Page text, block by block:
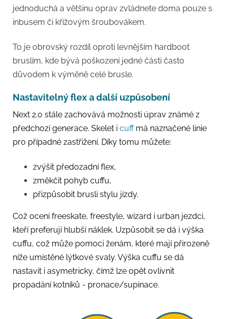
jednoduchá a většinu oprav zvládnete doma pouze s
inbusem či křížovým šroubovákem.
To je obrovský rozdíl oproti levnějším hardboot
bruslím, kde bývá poškození jedné části často
důvodem k výměně celé brusle.
Nastavitelný flex a další uzpůsobení
Next 2.0 stále zachovává možnosti úprav známé z
předchozí generace. Skelet i cuffmá naznačené linie
pro případné zastřižení. Díky tomu můžete:
zvýšit předozadní flex,
změkčit pohyb cuffu,
přizpůsobit brusli stylu jízdy.
Což ocení freeskate, freestyle, wizard i urban jezdci,
kteří preferují hlubší náklek. Uzpůsobit se dá i výška
cuffu, což může pomoci ženám, které mají přirozeně
níže umístěné lýtkové svaly. Výška cuffu se dá
nastavit i asymetricky, čímž lze opět ovlivnit
propadání kotníků - pronace/supinace.